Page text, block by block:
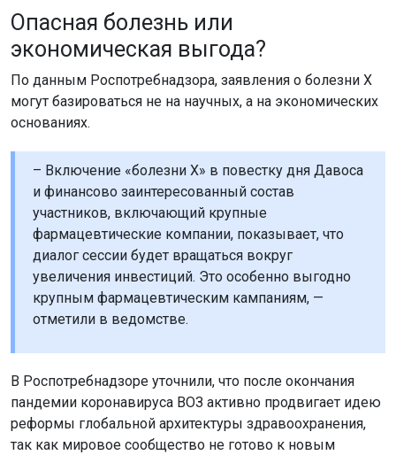
Опасная болезнь или
экономическая выгода?
По данным Роспотребнадзора, заявления о болезни X
могут базироваться не на научных, а на экономических
основаниях.
– Включение «болезни X» в повестку дня Давоса
и финансово заинтересованный состав
участников, включающий крупные
фармацевтические компании, показывает, что
диалог сессии будет вращаться вокруг
увеличения инвестиций. Это особенно выгодно
крупным фармацевтическим кампаниям, —
отметили в ведомстве.
В Роспотребнадзоре уточнили, что после окончания
пандемии коронавируса ВОЗ активно продвигает идею
реформы глобальной архитектуры здравоохранения,
так как мировое сообщество не готово к новым